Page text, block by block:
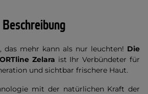
Beschreibung
das mehr kann als nur leuchten! Die
Zelara ist Ihr Verbündeter für
und sichtbar frischere Haut.
mit der natürlichen Kraft der